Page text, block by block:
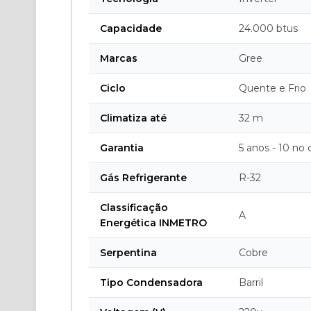
Capacidade 24.000 btus
Marcas Gree
Ciclo Quente e Frio
Climatiza até 32 m
Garantia 5 anos - 10 no
Gás Refrigerante R-32
Classificação
Energética INMETRO
A
Serpentina Cobre
Tipo Condensadora Barril